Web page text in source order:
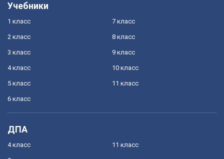
Учебники
1 класс
2 класс
3 класс
4 класс
5 класс
6 класс
7 класс
8 класс
9 класс
10 класс
11 класс
ДПА
4 класс 11 класс